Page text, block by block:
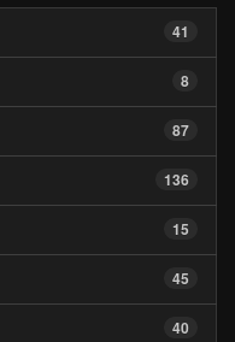
41
8
87
136
15
45
40